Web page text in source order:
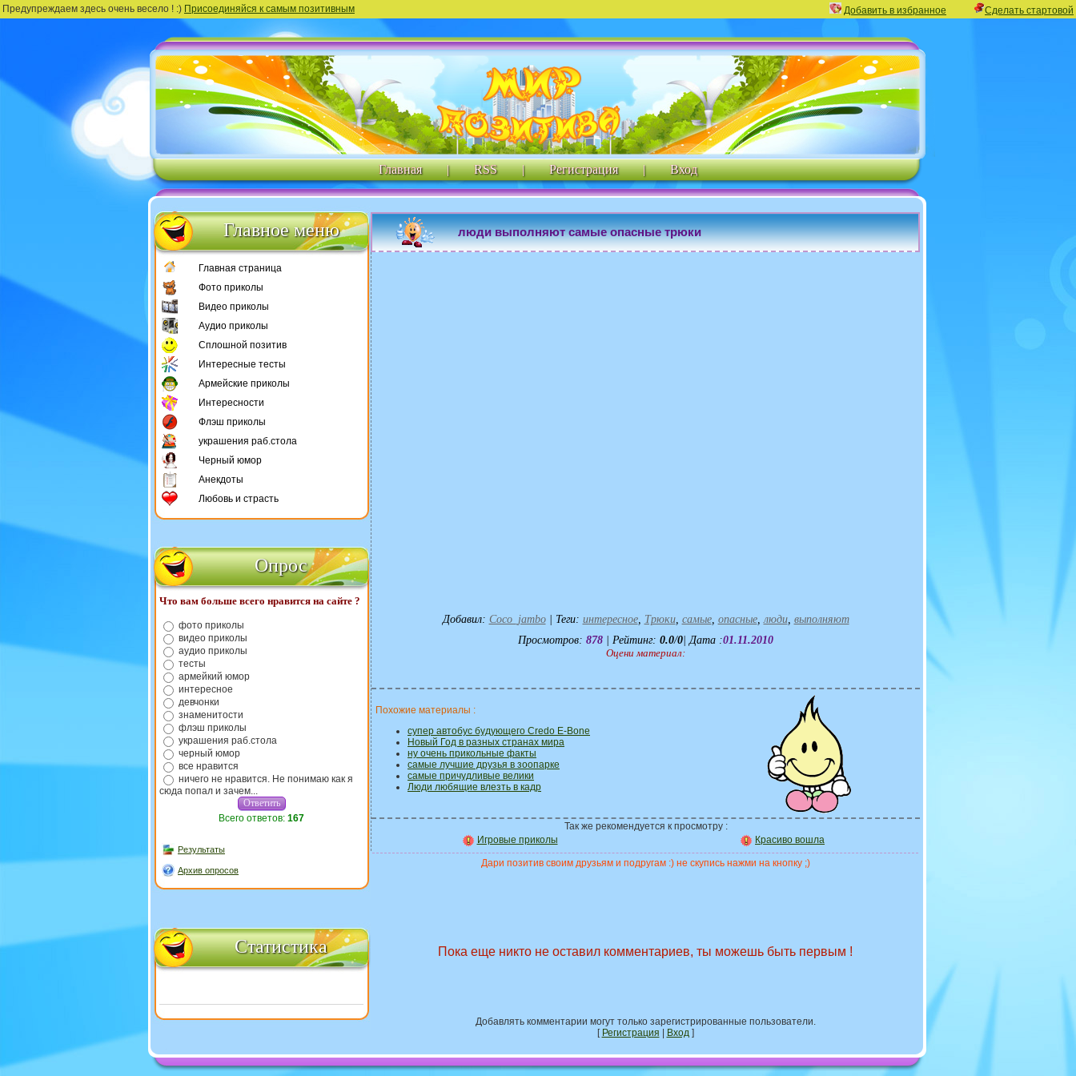
Предупреждаем здесь очень весело ! :) Присоединяйся к самым позитивным Добавить в избранное Сделать стартовой
Главная | RSS | Регистрация | Вход
Главное меню
Главная страница
Фото приколы
Видео приколы
Аудио приколы
Сплошной позитив
Интересные тесты
Армейские приколы
Интересности
Флэш приколы
украшения раб.стола
Черный юмор
Анекдоты
Любовь и страсть
Опрос
Что вам больше всего нравится на сайте ?
фото приколы
видео приколы
аудио приколы
тесты
армейкий юмор
интересное
девчонки
знаменитости
флэш приколы
украшения раб.стола
черный юмор
все нравится
ничего не нравится. Не понимаю как я
сюда попал и зачем...
Всего ответов: 167
Результаты
Архив опросов
Статистика
люди выполняют самые опасные трюки
Добавил: Coco_jambo| Теги: интересное, Трюки, самые, опасные,люди, выполняют
Просмотров: 878 Рейтинг: 0.0/0 | Дата :01.11.2010
Оцени материал:
Похожие материалы :
супер автобус будующего Credo E-Bone
Новый Год в разных странах мира
ну очень прикольные факты
самые лучшие друзья в зоопарке
самые причудливые велики
Люди любящие влезть в кадр
Так же рекомендуется к просмотру :
Игровые приколы
Красиво вошла
Дари позитив своим друзьям и подругам :) не скупись нажми на кнопку ;)
Пока еще никто не оставил комментариев, ты можешь быть первым !
Добавлять комментарии могут только зарегистрированные пользователи.
[ Регистрация Вход]